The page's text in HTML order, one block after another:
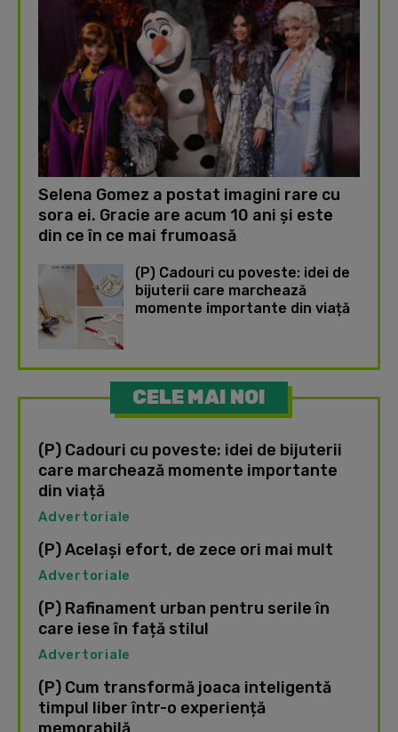
Selena Gomez a postat imagini rare cu
sora ei. Gracie are acum 10 ani și este
din ce în ce mai frumoasă
(P) Cadouri cu poveste: idei de
bijuterii care marchează
momente importante din viață
CELE MAI NOI
(P) Cadouri cu poveste: idei de bijuterii
care marchează momente importante
din viață
Advertoriale
(P) Același efort, de zece ori mai mult
Advertoriale
(P) Rafinament urban pentru serile în
care iese în față stilul
Advertoriale
(P) Cum transformă joaca inteligentă
timpul liber într-o experiență